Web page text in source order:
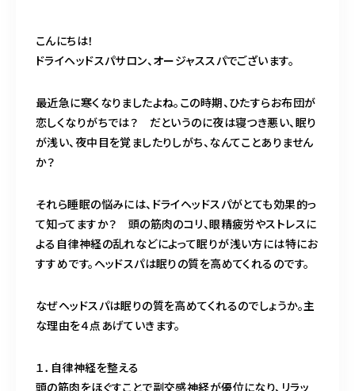
こんにちは！
ドライヘッドスパサロン、オージャススパでございます。
最近急に寒くなりましたよね。この時期、ひたすらお布団が
恋しくなりがちでは？ だというのに夜は寝つき悪い、眠り
が浅い、夜中目を覚ましたりしがち、なんてことありません
か？
それら睡眠の悩みには、ドライヘッドスパがとても効果的っ
て知ってますか？ 頭の筋肉のコリ、眼精疲労やストレスに
よる自律神経の乱れなどによって眠りが浅い方には特にお
すすめです。ヘッドスパは眠りの質を高めてくれるのです。
なぜヘッドスパは眠りの質を高めてくれるのでしょうか。主
な理由を４点あげていきます。
１．自律神経を整える
頭の筋肉をほぐすことで副交感神経が優位になり、リラッ
営業時間 11:00～24:00（不定休）
ご予約はこちら